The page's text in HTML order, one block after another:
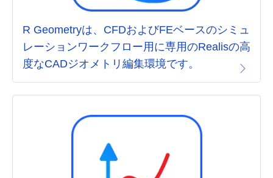
R Geometryは、CFDおよびFEベースのシミュ
レーションワークフロー用に専用のRealisの高
度なCADジオメトリ編集環境です。